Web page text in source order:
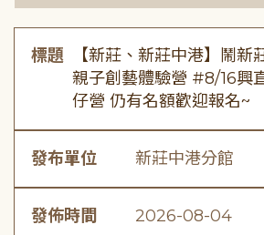
標題
【新莊、新莊中港】鬧新
親子創藝體驗營 #8/16興
仔營 仍有名額歡迎報名~
發布單位 新莊中港分館
發佈時間 2026-08-04